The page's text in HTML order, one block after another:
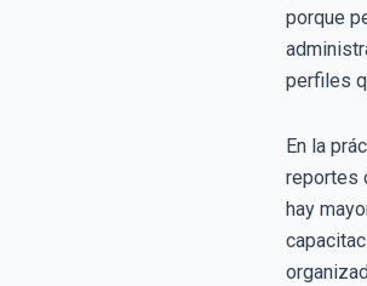
porque
perfiles
En la
reportes
hay